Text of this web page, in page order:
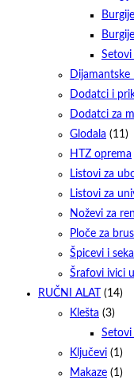
Setovi
Dodatci i
Dodatci za
Glodala (11)
HTZ oprema
Listovi za
Listovi za
Noževi za
Ploče za
Špicevi i
Šrafovi ivici
RUČNI ALAT
(14)
Klešta (3)
Setovi
Ključevi (1)
Makaze (1)